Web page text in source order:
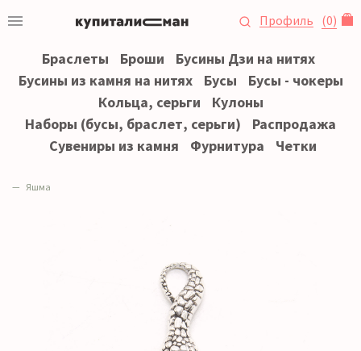
Профиль (0)
Браслеты Броши
Бусины Дзи на нитях
Бусины из камня на нитях
Бусы
Бусы - чокеры
Кольца, серьги
Кулоны
Наборы (бусы, браслет, серьги)
Распродажа
Сувениры из камня
Фурнитура Четки
Яшма